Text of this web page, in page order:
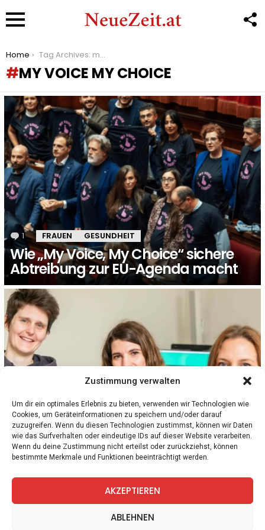
Zustimmung verwalten
Um dir ein optimales Erlebnis zu bieten, verwenden wir Technologien wie
Cookies, um Geräteinformationen zu speichern und/oder darauf
zuzugreifen. Wenn du diesen Technologien zustimmst, können wir Daten
wie das Surfverhalten oder eindeutige IDs auf dieser Website verarbeiten.
Wenn du deine Zustimmung nicht erteilst oder zurückziehst, können
bestimmte Merkmale und Funktionen beeinträchtigt werden.
AKZEPTIEREN
ABLEHNEN
You are here:
Home Tag Archives: my voice my choice
MY VOICE MY CHOICE
LATEST
STORIES
1 Kommentar
FRAUEN GESUNDHEIT
Wie „My Voice, My Choice“ sichere
Abtreibung zur EU-Agenda macht
1 Kommentar
FRAUEN GESELLSCHAFT ÖSTERREICH
Abtreibungen: Ob du frei über deinen Körper
entscheiden darfst, hängt vom Land ab, in
dem du lebst
twitter